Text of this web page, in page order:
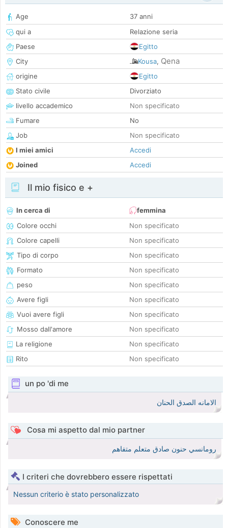
Age
37 anni
qui a
Relazione seria
Paese
Egitto
City
Kousa, Qena
origine
Egitto
Stato civile
Divorziato
livello accademico
Non specificato
Fumare
No
Job
Non specificato
I miei amici
Accedi
Joined
Accedi
Il mio fisico e +
In cerca di
femmina
Colore occhi
Non specificato
Colore capelli
Non specificato
Tipo di corpo
Non specificato
Formato
Non specificato
peso
Non specificato
Avere figli
Non specificato
Vuoi avere figli
Non specificato
Mosso dall'amore
Non specificato
La religione
Non specificato
Rito
Non specificato
un po 'di me
الامانه الصدق الحنان
Cosa mi aspetto dal mio partner
رومانسي حنون صادق متعلم متفاهم
I criteri che dovrebbero essere rispettati
Nessun criterio è stato personalizzato
Conoscere me